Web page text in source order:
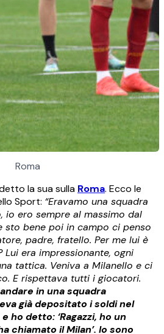
Roma
la sua sulla Roma. Ecco le
Sport: “Eravamo una squadra
io ero sempre al massimo dal
sto bene poi in campo ci penso
padre, fratello. Per me lui è
era impressionante, ogni
tattica. Veniva a Milanello e ci
E rispettava tutti i giocatori.
in una squadra
già depositato i soldi nel
ho detto: ‘Ragazzi, ho un
chiamato il Milan’. Io sono